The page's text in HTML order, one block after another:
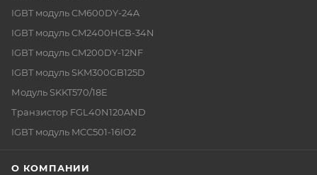
IGBT модуль CM600DY-24A
IGBT модуль CM2400HCB-34N
IGBT модуль CM200DY-12NF
IGBT модуль SKM300GB125D
Модуль SKKT570/18E
Транзистор FGL40N120AND
IGBT модуль MCC501-16IO2
О КОМПАНИИ